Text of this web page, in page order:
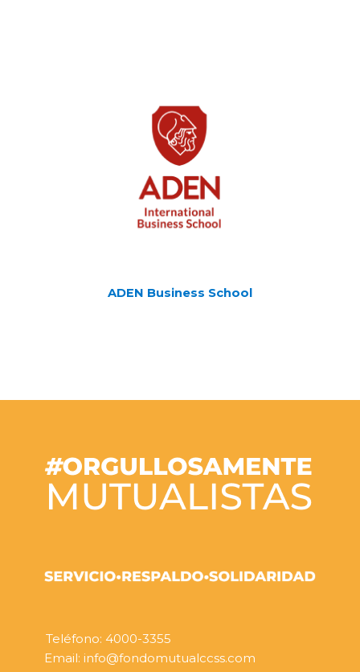
ADEN Business School
Teléfono: 4000-3355
Email: info@fondomutualccss.com